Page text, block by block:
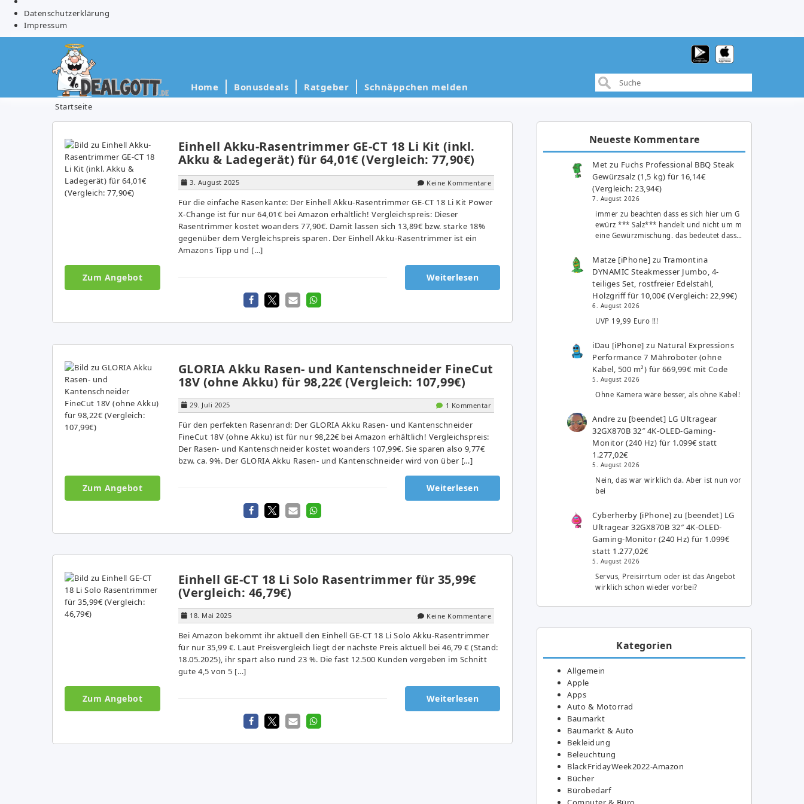
Datenschutzerklärung
Impressum
Home Bonusdeals Ratgeber Schnäppchen melden
Startseite
Einhell Akku-Rasentrimmer GE-CT 18 Li Kit (inkl.
Akku & Ladegerät) für 64,01€ (Vergleich: 77,90€)
3. August 2025 Keine Kommentare
Für die einfache Rasenkante: Der Einhell Akku-Rasentrimmer GE-CT 18 Li Kit Power
X-Change ist für nur 64,01€ bei Amazon erhältlich! Vergleichspreis: Dieser
Rasentrimmer kostet woanders 77,90€. Damit lassen sich 13,89€ bzw. starke 18%
gegenüber dem Vergleichspreis sparen. Der Einhell Akku-Rasentrimmer ist ein
Amazons Tipp und […]
Zum Angebot Weiterlesen
GLORIA Akku Rasen- und Kantenschneider FineCut
18V (ohne Akku) für 98,22€ (Vergleich: 107,99€)
29. Juli 2025 1 Kommentar
Für den perfekten Rasenrand: Der GLORIA Akku Rasen- und Kantenschneider
FineCut 18V (ohne Akku) ist für nur 98,22€ bei Amazon erhältlich! Vergleichspreis:
Der Rasen- und Kantenschneider kostet woanders 107,99€. Sie sparen also 9,77€
bzw. ca. 9%. Der GLORIA Akku Rasen- und Kantenschneider wird von über […]
Zum Angebot Weiterlesen
Einhell GE-CT 18 Li Solo Rasentrimmer für 35,99€
(Vergleich: 46,79€)
18. Mai 2025 Keine Kommentare
Bei Amazon bekommt ihr aktuell den Einhell GE-CT 18 Li Solo Akku-Rasentrimmer
für nur 35,99 €. Laut Preisvergleich liegt der nächste Preis aktuell bei 46,79 € (Stand:
18.05.2025), ihr spart also rund 23 %. Die fast 12.500 Kunden vergeben im Schnitt
gute 4,5 von 5 […]
Zum Angebot Weiterlesen
Neueste Kommentare
Met zu Fuchs Professional BBQ Steak
Gewürzsalz (1,5 kg) für 16,14€
(Vergleich: 23,94€)
7. August 2026
immer zu beachten dass es sich hier um G
ewürz *** Salz*** handelt und nicht um m
eine Gewürzmischung. das bedeutet dass…
Matze [iPhone] zuTramontina
DYNAMIC Steakmesser Jumbo, 4-
teiliges Set, rostfreier Edelstahl,
Holzgriff für 10,00€ (Vergleich: 22,99€)
6. August 2026
UVP 19,99 Euro !!!
iDau [iPhone] zu Natural Expressions
Performance 7 Mähroboter (ohne
Kabel, 500 m²) für 669,99€ mit Code
5. August 2026
Ohne Kamera wäre besser, als ohne Kabel!
Andre zu [beendet] LG Ultragear
32GX870B 32″ 4K-OLED-Gaming-
Monitor (240 Hz) für 1.099€ statt
1.277,02€
5. August 2026
Nein, das war wirklich da. Aber ist nun vor
bei
Cyberherby [iPhone] zu [beendet] LG
Ultragear 32GX870B 32″ 4K-OLED-
Gaming-Monitor (240 Hz) für 1.099€
statt 1.277,02€
5. August 2026
Servus, Preisirrtum oder ist das Angebot
wirklich schon wieder vorbei?
Kategorien
Allgemein
Apple
Apps
Auto & Motorrad
Baumarkt
Baumarkt & Auto
Bekleidung
Beleuchtung
BlackFridayWeek2022-Amazon
Bücher
Bürobedarf